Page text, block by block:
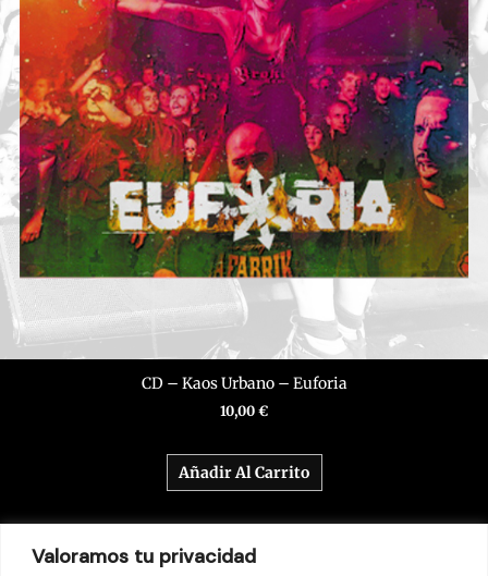
Valoramos tu privacidad
CD – Kaos Urbano – Euforia
10,00 €
Añadir Al Carrito